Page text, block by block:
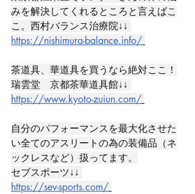
みを解決してくれるところと言えばこ
こ。西村バランス治療院↓↓
https://nishimura-balance.info/
茶道具、華道具を買うなら絶対ここ！
瑞雲堂　京都茶華道具館↓↓
https://www.kyoto-zuiun.com/
自分のパフォーマンスを最大化させた
い全てのアスリートの為の装備品（ネ
ックレスなど）扱ってます。
セブスポーツ↓↓
https://sev-sports.com/